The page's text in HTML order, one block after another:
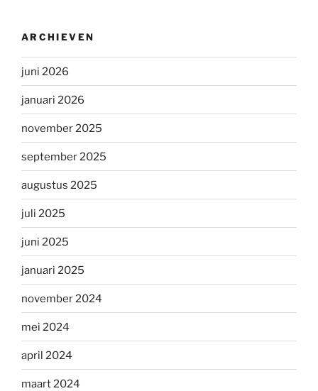
ARCHIEVEN
juni 2026
januari 2026
november 2025
september 2025
augustus 2025
juli 2025
juni 2025
januari 2025
november 2024
mei 2024
april 2024
maart 2024